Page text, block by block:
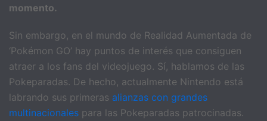
momento.
Sin embargo, en el mundo de Realidad Aumentada de
‘Pokémon GO’ hay puntos de interés que consiguen
atraer a los fans del videojuego. Sí, hablamos de las
Pokeparadas. De hecho, actualmente Nintendo está
labrando sus primeras alianzas con grandes
multinacionales para las Pokeparadas patrocinadas.